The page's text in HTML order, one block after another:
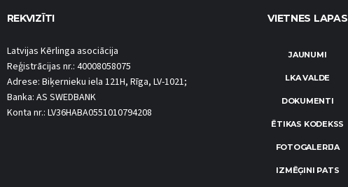
REKVIZĪTI
Latvijas Kērlinga asociācija
Reģistrācijas nr.: 40008058075
Adrese: Biķernieku iela 121H, Rīga, LV-1021;
Banka: AS SWEDBANK
Konta nr.: LV36HABA0551010794208
VIETNES LAPAS
JAUNUMI
LKA VALDE
DOKUMENTI
ĒTIKAS KODEKSS
FOTOGALERIJA
IZMĒĢINI PATS